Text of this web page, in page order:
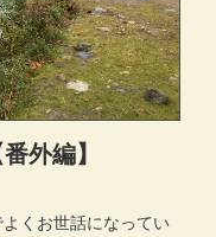
外編】
くお世話になってい